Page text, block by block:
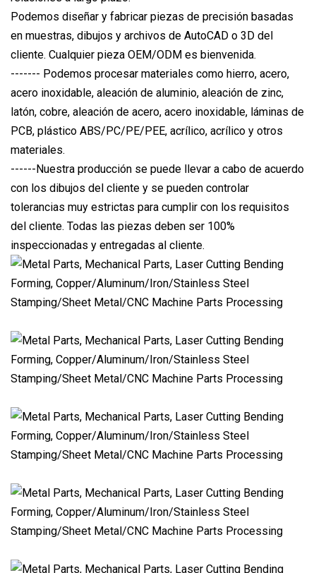
Podemos diseñar y fabricar piezas de precisión basadas
en muestras, dibujos y archivos de AutoCAD o 3D del
cliente. Cualquier pieza OEM/ODM es bienvenida.
------- Podemos procesar materiales como hierro, acero,
acero inoxidable, aleación de aluminio, aleación de zinc,
latón, cobre, aleación de acero, acero inoxidable, láminas de
PCB, plástico ABS/PC/PE/PEE, acrílico, acrílico y otros
materiales.
------Nuestra producción se puede llevar a cabo de acuerdo
con los dibujos del cliente y se pueden controlar
tolerancias muy estrictas para cumplir con los requisitos
del cliente. Todas las piezas deben ser 100%
inspeccionadas y entregadas al cliente.